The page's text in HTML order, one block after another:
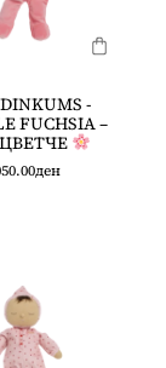
-
FUCHSIA –
ден